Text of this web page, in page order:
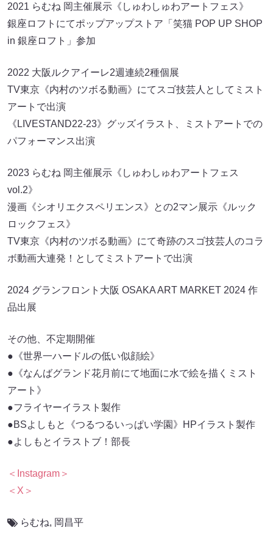
2021 らむね 岡主催展示《しゅわしゅわアートフェス》
銀座ロフトにてポップアップストア「笑猫 POP UP SHOP
in 銀座ロフト」参加
2022 大阪ルクアイーレ2週連続2種個展
TV東京《内村のツボる動画》にてスゴ技芸人としてミスト
アートで出演
《LIVESTAND22-23》グッズイラスト、ミストアートでの
パフォーマンス出演
2023 らむね 岡主催展示《しゅわしゅわアートフェス
vol.2》
漫画《シオリエクスペリエンス》との2マン展示《ルック
ロックフェス》
TV東京《内村のツボる動画》にて奇跡のスゴ技芸人のコラ
ボ動画大連発！としてミストアートで出演
2024 グランフロント大阪 OSAKA ART MARKET 2024 作
品出展
その他、不定期開催
●《世界一ハードルの低い似顔絵》
●《なんばグランド花月前にて地面に水で絵を描くミスト
アート》
●フライヤーイラスト製作
●BSよしもと《つるつるいっぱい学園》HPイラスト製作
●よしもとイラストブ！部長
＜Instagram＞
＜X＞
らむね, 岡昌平